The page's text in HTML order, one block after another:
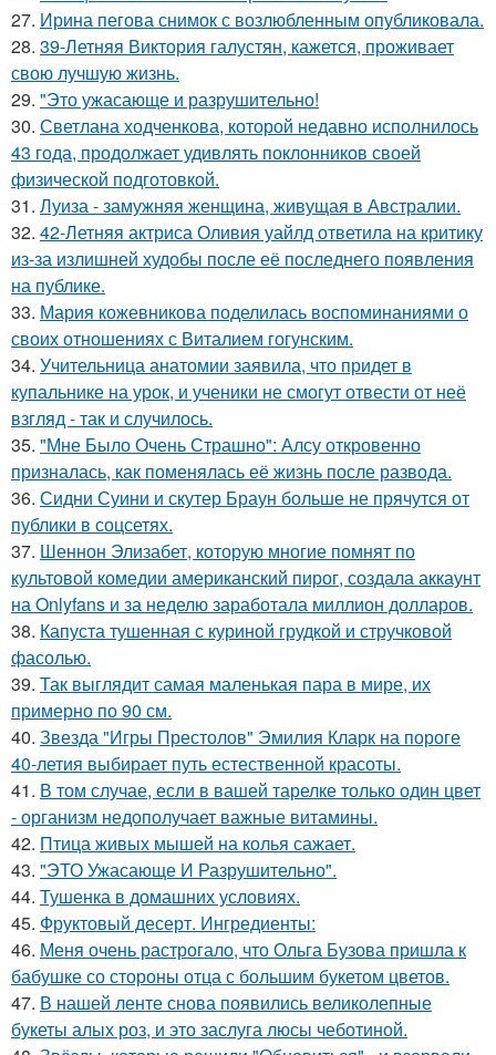
27. Ирина пегова снимок с возлюбленным опубликовала.
28. 39-Летняя Виктория галустян, кажется, проживает
свою лучшую жизнь.
29. "Это ужасающе и разрушительно!
30. Светлана ходченкова, которой недавно исполнилось
43 года, продолжает удивлять поклонников своей
физической подготовкой.
31. Луиза - замужняя женщина, живущая в Австралии.
32. 42-Летняя актриса Оливия уайлд ответила на критику
из-за излишней худобы после её последнего появления
на публике.
33. Мария кожевникова поделилась воспоминаниями о
своих отношениях с Виталием гогунским.
34. Учительница анатомии заявила, что придет в
купальнике на урок, и ученики не смогут отвести от неё
взгляд - так и случилось.
35. "Мне Было Очень Страшно": Алсу откровенно
призналась, как поменялась её жизнь после развода.
36. Сидни Суини и скутер Браун больше не прячутся от
публики в соцсетях.
37. Шеннон Элизабет, которую многие помнят по
культовой комедии американский пирог, создала аккаунт
на Onlyfans и за неделю заработала миллион долларов.
38. Капуста тушенная с куриной грудкой и стручковой
фасолью.
39. Так выглядит самая маленькая пара в мире, их
примерно по 90 см.
40. Звезда "Игры Престолов" Эмилия Кларк на пороге
40-летия выбирает путь естественной красоты.
41. В том случае, если в вашей тарелке только один цвет
- организм недополучает важные витамины.
42. Птица живых мышей на колья сажает.
43. "ЭТО Ужасающе И Разрушительно".
44. Тушенка в домашних условиях.
45. Фруктовый десерт. Ингредиенты:
46. Меня очень растрогало, что Ольга Бузова пришла к
бабушке со стороны отца с большим букетом цветов.
47. В нашей ленте снова появились великолепные
букеты алых роз, и это заслуга люсы чеботиной.